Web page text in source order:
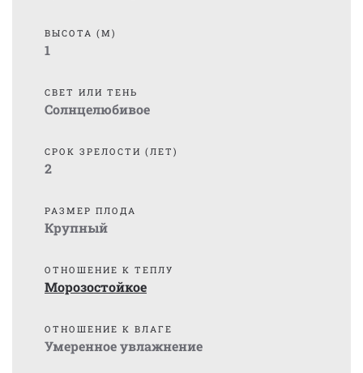
ВЫСОТА (М)
1
СВЕТ ИЛИ ТЕНЬ
Солнцелюбивое
СРОК ЗРЕЛОСТИ (ЛЕТ)
2
РАЗМЕР ПЛОДА
Крупный
ОТНОШЕНИЕ К ТЕПЛУ
Морозостойкое
ОТНОШЕНИЕ К ВЛАГЕ
Умеренное увлажнение